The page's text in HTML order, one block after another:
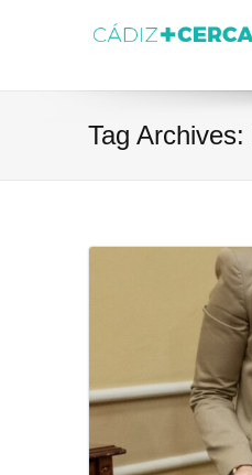
Tag Archives: